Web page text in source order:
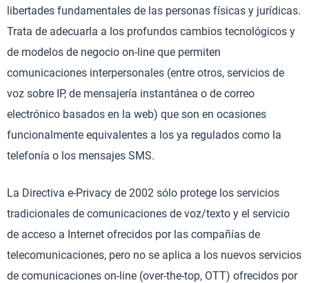
libertades fundamentales de las personas físicas y jurídicas.
Trata de adecuarla a los profundos cambios tecnológicos y
de modelos de negocio on-line que permiten
comunicaciones interpersonales (entre otros, servicios de
voz sobre IP, de mensajería instantánea o de correo
electrónico basados en la web) que son en ocasiones
funcionalmente equivalentes a los ya regulados como la
telefonía o los mensajes SMS.
La Directiva e-Privacy de 2002 sólo protege los servicios
tradicionales de comunicaciones de voz/texto y el servicio
de acceso a Internet ofrecidos por las compañías de
telecomunicaciones, pero no se aplica a los nuevos servicios
de comunicaciones on-line (over-the-top, OTT) ofrecidos por